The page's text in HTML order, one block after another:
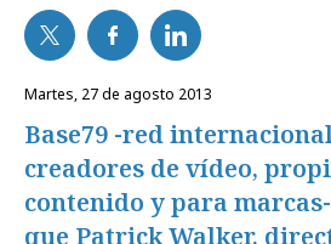
martes, 27 de agosto 2013
Base79 -red
creadores de vídeo,
contenido y para
que Patrick Walker,